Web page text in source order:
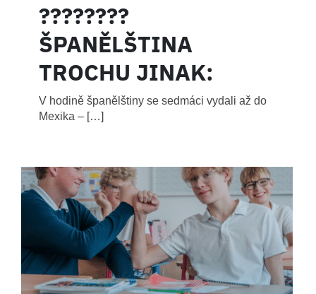
????????
ŠPANĚLŠTINA
TROCHU JINAK:
CHUTĚ MEXIKA VE
TŘÍDĚ
V hodině španělštiny se sedmáci vydali až do
Mexika – […]